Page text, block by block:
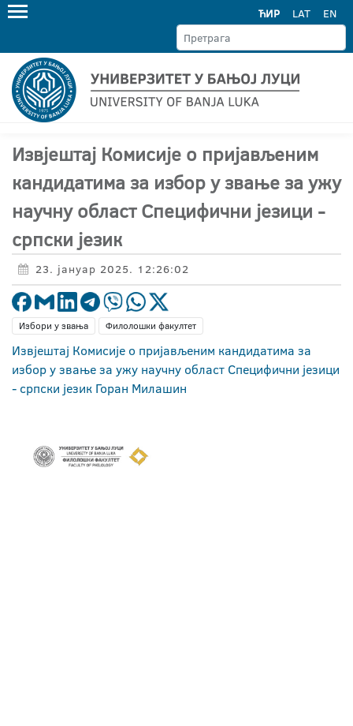
ЋИР LAT EN
Извјештај Комисије о пријављеним
кандидатима за избор у звање за ужу
научну област Специфични језици -
српски језик
23. јануар 2025. 12:26:02
Избори у звања Филолошки факултет
Извјештај Комисије о пријављеним кандидатима за
избор у звање за ужу научну област Специфични језици
- српски језик Горан Милашин